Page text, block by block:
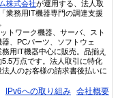
株式会社が運用する、法人取
業務用IT機器専門の調達支援
トワーク機器、サーバ、スト
、PCパーツ、ソフトウェ
用IT機器中心に販売。品揃え
万点です。法人取引に特化
人のお客様の請求書後払いに
IPv6への取り組み 会社概要